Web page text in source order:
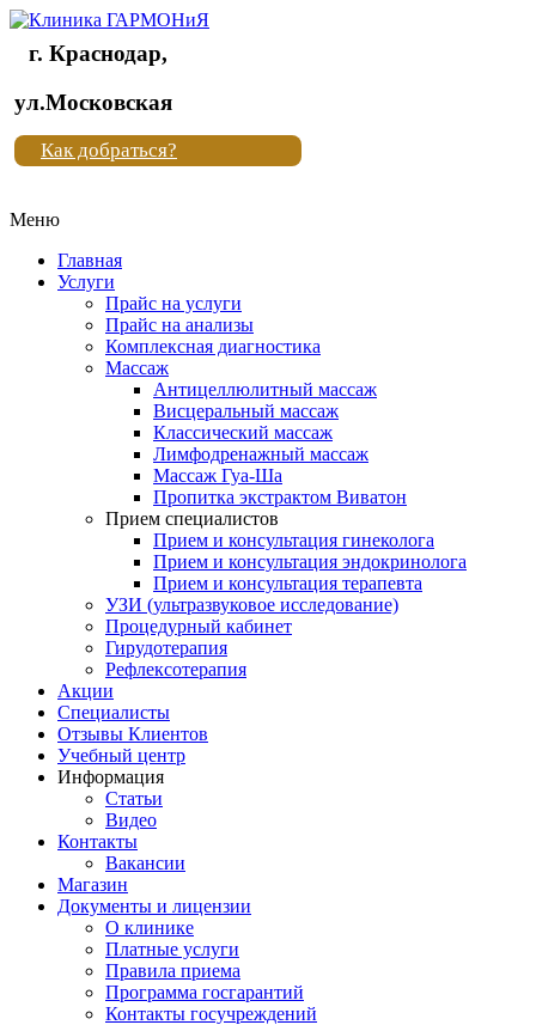
Клиника
"Новая
жизнь"
Клиника
жизнь"
г. Краснодар,
ул.Московская
Как добраться?
Меню
Главная
Услуги
Прайс на услуги
Прайс на анализы
Комплексная диагностика
Массаж
Антицеллюлитный массаж
Висцеральный массаж
Классический массаж
Лимфодренажный массаж
Массаж Гуа-Ша
Пропитка экстрактом Виватон
Прием специалистов
Прием и консультация гинеколога
Прием и консультация эндокринолога
Прием и консультация терапевта
УЗИ (ультразвуковое исследование)
Процедурный кабинет
Гирудотерапия
Рефлексотерапия
Акции
Специалисты
Отзывы Клиентов
Учебный центр
Информация
Статьи
Видео
Контакты
Вакансии
Магазин
Документы и лицензии
О клинике
Платные услуги
Правила приема
Программа госгарантий
Контакты госучреждений